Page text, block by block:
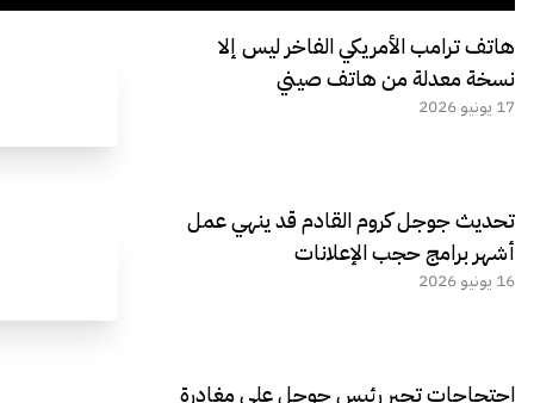
هاتف ترامب الأمريكي الفاخر ليس إلا
نسخة معدلة من هاتف صيني
17 يونيو 2026
تحديث جوجل كروم القادم قد ينهي عمل
أشهر برامج حجب الإعلانات
16 يونيو 2026
احتجاجات تجبر رئيس جوجل على مغادرة